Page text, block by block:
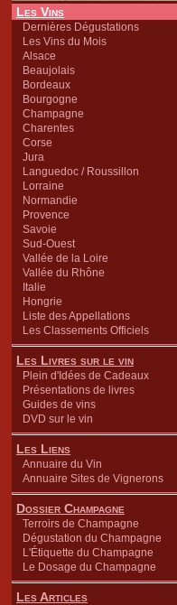
Les Vins
Dernières Dégustations
Les Vins du Mois
Alsace
Beaujolais
Bordeaux
Bourgogne
Champagne
Charentes
Corse
Jura
Languedoc / Roussillon
Lorraine
Normandie
Provence
Savoie
Sud-Ouest
Vallée de la Loire
Vallée du Rhône
Italie
Hongrie
Liste des Appellations
Les Classements Officiels
Les Livres sur le vin
Plein d'Idées de Cadeaux
Présentations de livres
Guides de vins
DVD sur le vin
Les Liens
Annuaire du Vin
Annuaire Sites de Vignerons
Dossier Champagne
Terroirs de Champagne
Dégustation du Champagne
L'Étiquette du Champagne
Le Dosage du Champagne
Les Articles